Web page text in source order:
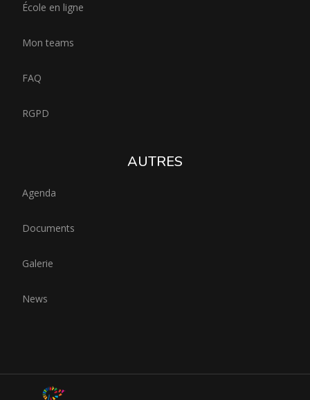
École en ligne
Mon teams
FAQ
RGPD
AUTRES
Agenda
Documents
Galerie
News